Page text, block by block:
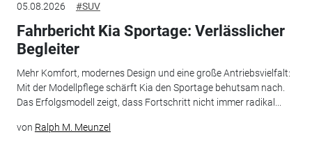
05.08.2026 #SUV
Fahrbericht Kia Sportage: Verlässlicher
Begleiter
Mehr Komfort, modernes Design und eine große Antriebsvielfalt:
Mit der Modellpflege schärft Kia den Sportage behutsam nach.
Das Erfolgsmodell zeigt, dass Fortschritt nicht immer radikal...
von Ralph M. Meunzel